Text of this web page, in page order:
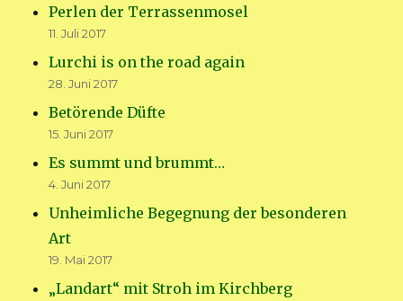
Perlen der Terrassenmosel
11. Juli 2017
Lurchi is on the road again
28. Juni 2017
Betörende Düfte
15. Juni 2017
Es summt und brummt…
4. Juni 2017
Unheimliche Begegnung der besonderen
Art
19. Mai 2017
„Landart“ mit Stroh im Kirchberg